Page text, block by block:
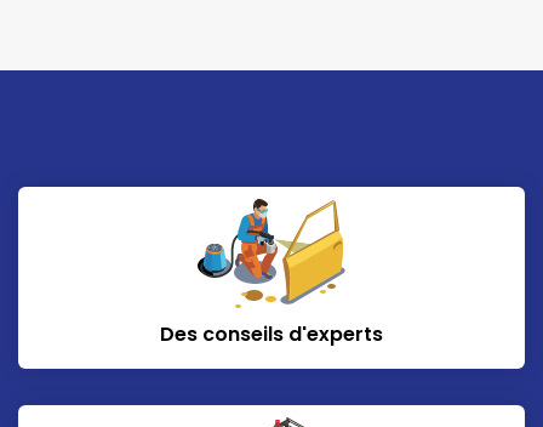
Des conseils d'experts